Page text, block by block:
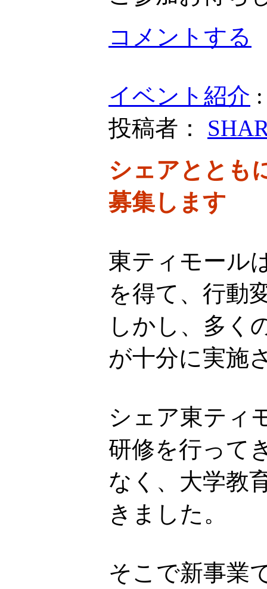
コメントする
イベント紹介
投稿者：
シェアととも
募集します
東ティモール
を得て、行動
しかし、多く
が十分に実施
シェア東ティ
研修を行って
なく、大学教
きました。
そこで新事業